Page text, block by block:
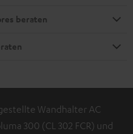
beraten
Wandhalter AC
300 (CL 302 FCR) und